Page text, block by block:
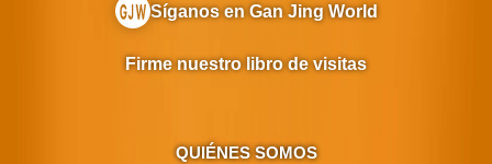
QUIÉNES SOMOS
Síganos en Gan Jing World
Firme nuestro libro de visitas